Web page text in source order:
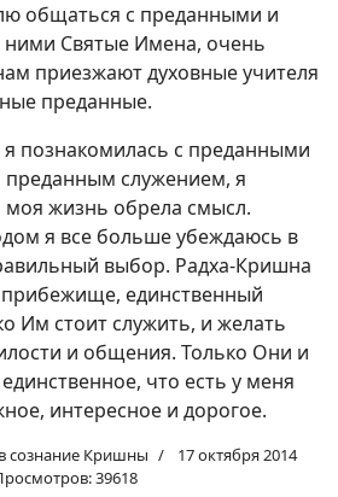
общаться с преданными и
ними Святые Имена, очень
приезжают духовные учителя
преданные.
я познакомилась с преданными
преданным служением, я
моя жизнь обрела смысл.
я все больше убеждаюсь в
выбор. Радха-Кришна
прибежище, единственный
Им стоит служить, и желать
и общения. Только Они и
что есть у меня
интересное и дорогое.
сознание Кришны
17 октября 2014
39618